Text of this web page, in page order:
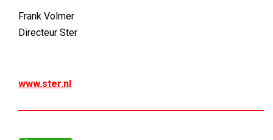
Frank Volmer
Directeur Ster
www.ster.nl